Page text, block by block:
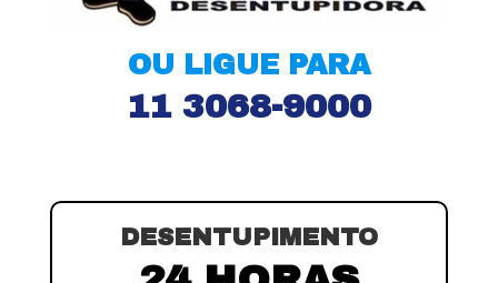
OU LIGUE PARA
11 3068-9000
DESENTUPIMENTO